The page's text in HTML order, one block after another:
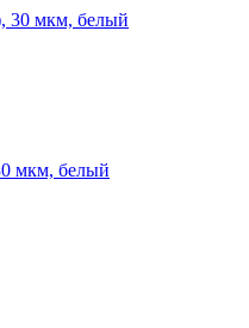
мкм, белый